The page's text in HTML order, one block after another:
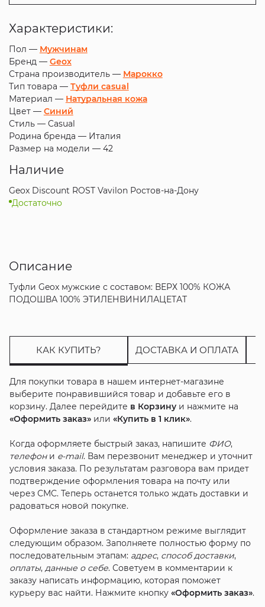
Характеристики:
Пол — Мужчинам
Бренд — Geox
Страна производитель — Марокко
Тип товара — Туфли casual
Материал — Натуральная кожа
Цвет — Синий
Стиль — Casual
Родина бренда — Италия
Размер на модели — 42
Наличие
Geox Discount ROST Vavilon Ростов-на-Дону
Достаточно
Описание
Туфли Geox мужские с составом: ВЕРХ 100% КОЖА
ПОДОШВА 100% ЭТИЛЕНВИНИЛАЦЕТАТ
КАК КУПИТЬ? ДОСТАВКА И ОПЛАТА
Для покупки товара в нашем интернет-магазине
выберите понравившийся товар и добавьте его в
корзину. Далее перейдите в Корзинуи нажмите на
«Оформить заказ»или «Купить в 1 клик».
Когда оформляете быстрый заказ, напишите ФИО,
телефони e-mail. Вам перезвонит менеджер и уточнит
условия заказа. По результатам разговора вам придет
подтверждение оформления товара на почту или
через СМС. Теперь останется только ждать доставки и
радоваться новой покупке.
Оформление заказа в стандартном режиме выглядит
следующим образом. Заполняете полностью форму по
последовательным этапам: адрес, способ доставки,
оплаты, данные о себе. Советуем в комментарии к
заказу написать информацию, которая поможет
курьеру вас найти. Нажмите кнопку «Оформить заказ».